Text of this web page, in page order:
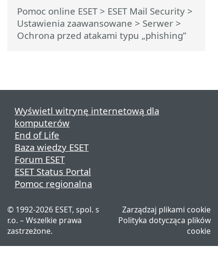
Pomoc online ESET> ESET Mail Security >
Ustawienia zaawansowane > Serwer >
Ochrona przed atakami typu „phishing”
Wyświetl witrynę internetową dla
komputerów
End of Life
Baza wiedzy ESET
Forum ESET
ESET Status Portal
Pomoc regionalna
© 1992-2026 ESET, spol. s
r.o. – Wszelkie prawa
zastrzeżone.
Zarządzaj plikami cookie
Polityka dotycząca plików
cookie